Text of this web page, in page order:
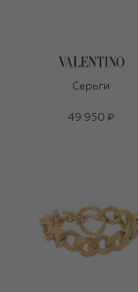
Серьги
49 950 ₽